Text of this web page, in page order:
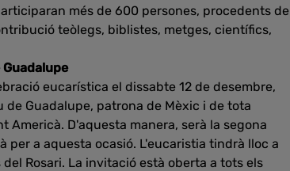
més de 600 persones, procedents de
teòlegs, biblistes, metges, científics,
eucarística el dissabte 12 de desembre,
de Guadalupe, patrona de Mèxic i de tota
Americà. D'aquesta manera, serà la segona
a aquesta ocasió. L'eucaristia tindrà lloc a
Rosari. La invitació està oberta a tots els